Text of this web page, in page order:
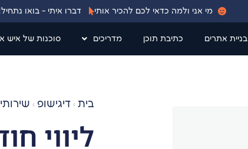
מי אני ולמה כדאי לכם להכיר אותי דברו איתי - בואו
בניית אתרים כתיבת תוכן מדריכים סוכנות של איש
בית › דיגישופ ›
ליווי